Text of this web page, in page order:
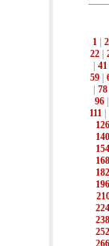
1
2
22|
41
59|
78
96
111|
126
140
154
168
182
196
224
238
252
266